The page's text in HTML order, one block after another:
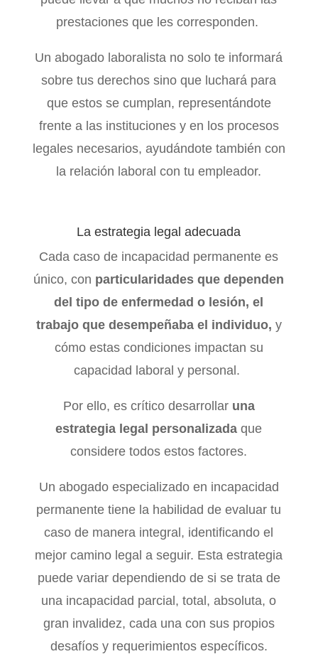
prestaciones que les corresponden.
Un abogado laboralista no solo te informará
sobre tus derechos sino que luchará para
que estos se cumplan, representándote
frente a las instituciones y en los procesos
legales necesarios, ayudándote también con
la relación laboral con tu empleador.
La estrategia legal adecuada
Cada caso de incapacidad permanente es
único, con particularidades que dependen
del tipo de enfermedad o lesión, el
trabajo que desempeñaba el individuo, y
cómo estas condiciones impactan su
capacidad laboral y personal.
Por ello, es crítico desarrollar una
estrategia legal personalizada que
considere todos estos factores.
Un abogado especializado en incapacidad
permanente tiene la habilidad de evaluar tu
caso de manera integral, identificando el
mejor camino legal a seguir. Esta estrategia
puede variar dependiendo de si se trata de
una incapacidad parcial, total, absoluta, o
gran invalidez, cada una con sus propios
desafíos y requerimientos específicos.